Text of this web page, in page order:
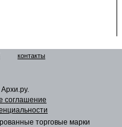
контакты
соглашение
торговые марки